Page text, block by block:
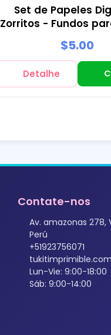
Set de Papeles
Zorritos - Fundos
e Scrapbooking
$5.00
Detalhe
Contate-nos
Av. amazonas 278,
Perú
+51923756071
Lun-Vie: 9:00-18:00
Sáb: 9:00-14:00